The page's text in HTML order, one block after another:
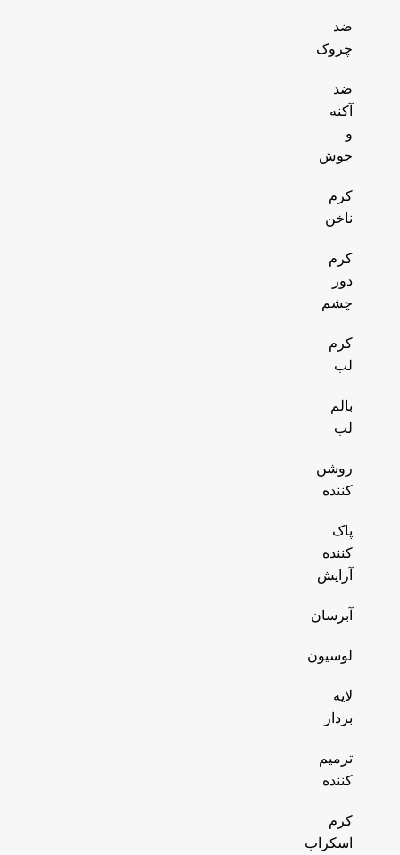
ضد
چروک
ضد
آکنه
و
جوش
کرم
ناخن
کرم
دور
چشم
کرم
لب
بالم
لب
روشن
کننده
پاک
کننده
آرایش
آبرسان
لوسیون
لایه
بردار
ترمیم
کننده
کرم
اسکراب